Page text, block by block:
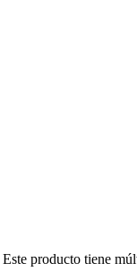
Este producto tiene